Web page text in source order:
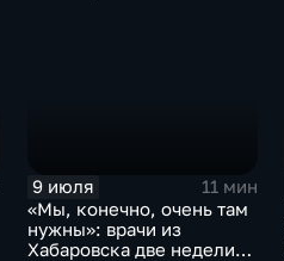
9 июля
11 мин
«Мы, конечно, очень там
нужны»: врачи из
Хабаровска две недели